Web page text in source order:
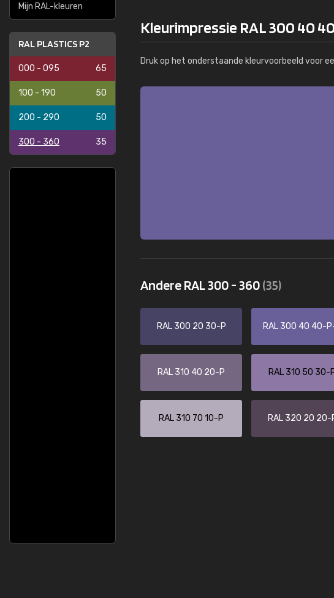
Mijn RAL-kleuren
RAL PLASTICS P2
000 - 095 65
100 - 190 50
200 - 290 50
300 - 360 35
Kleurimpressie RAL 300 40
Druk op het onderstaande kleurvoorbeeld voor
Andere RAL 300 - 360(35)
RAL 300 20 30-P RAL 300 40 40-
RAL 310 40 20-P RAL 310 50 30-
RAL 310 70 10-P RAL 320 20 20-